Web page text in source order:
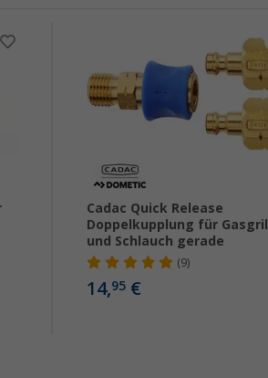
Cadac Quick Release
Doppelkupplung für Gasgrill
und Schlauch gerade
(9)
14,95 €